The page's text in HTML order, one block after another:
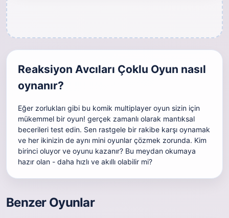
Reaksiyon Avcıları Çoklu Oyun nasıl
oynanır?
Eğer zorlukları gibi bu komik multiplayer oyun sizin için
mükemmel bir oyun! gerçek zamanlı olarak mantıksal
becerileri test edin. Sen rastgele bir rakibe karşı oynamak
ve her ikinizin de aynı mini oyunlar çözmek zorunda. Kim
birinci oluyor ve oyunu kazanır? Bu meydan okumaya
hazır olan - daha hızlı ve akıllı olabilir mi?
Benzer Oyunlar